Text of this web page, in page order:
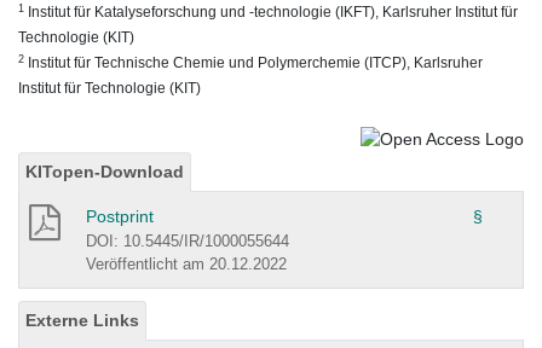
1 Institut für Katalyseforschung und -technologie (IKFT), Karlsruher Institut für
Technologie (KIT)
2 Institut für Technische Chemie und Polymerchemie (ITCP), Karlsruher
Institut für Technologie (KIT)
KITopen-Download
Postprint §
DOI: 10.5445/IR/1000055644
Veröffentlicht am 20.12.2022
Externe Links